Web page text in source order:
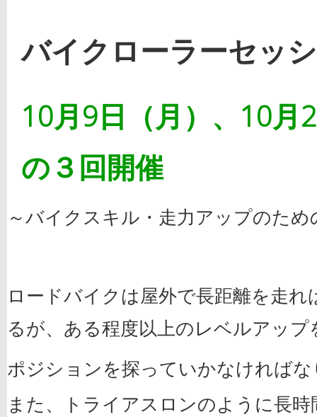
バイクローラーセッ
10月9日（月）、10月
の３回開催
～バイクスキル・走力アップのた
ロードバイクは屋外で長距離を走
るが、ある程度以上のレベルアッ
ポジションを探っていかなければ
また、トライアスロンのように長